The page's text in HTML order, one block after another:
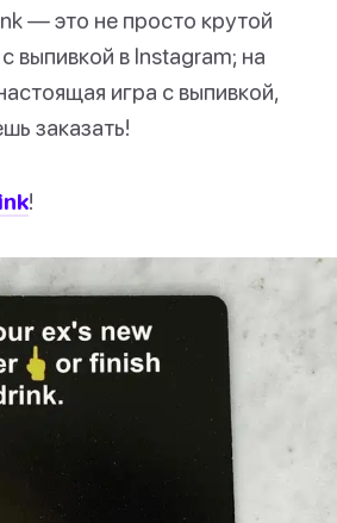
— это не просто крутой
выпивкой в Instagram; на
игра с выпивкой,
заказать!
!